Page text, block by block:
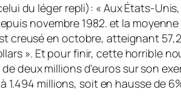
du léger repli): « Aux États-
novembre 1982. et la
creusé en octobre, atteignant
». Et pour finir, cette horrible
deux millions d’euros sur son
1.494 millions, soit en hausse de